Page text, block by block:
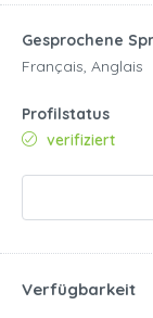
Gesprochene
Français, Anglais
Profilstatus
verifiziert
Verfügbarkeit